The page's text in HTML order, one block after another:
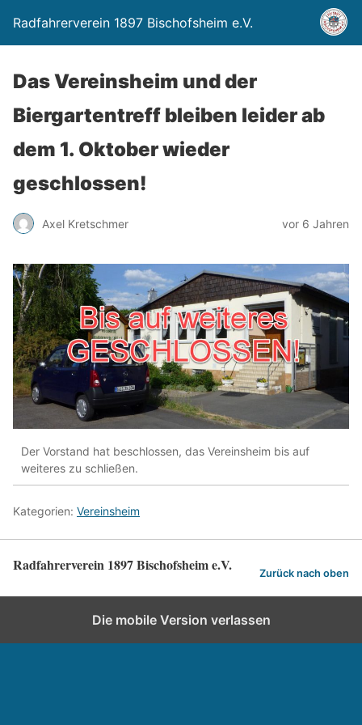
Radfahrerverein 1897 Bischofsheim e.V.
Das Vereinsheim und der
Biergartentreff bleiben leider ab
dem 1. Oktober wieder
geschlossen!
Axel Kretschmer vor 6 Jahren
Der Vorstand hat beschlossen, das Vereinsheim bis auf
weiteres zu schließen.
Kategorien: Vereinsheim
Radfahrerverein 1897 Bischofsheim e.V. Zurück nach oben
Die mobile Version verlassen